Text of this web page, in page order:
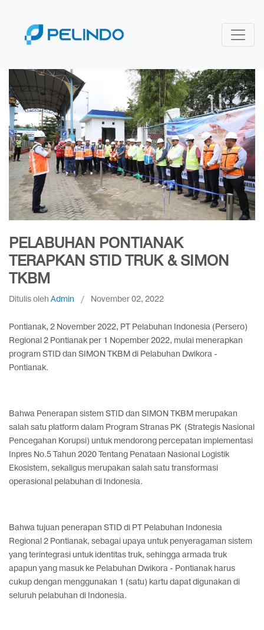
PELABUHAN PONTIANAK
TERAPKAN STID TRUK & SIMON
TKBM
Ditulis oleh Admin / November 02, 2022
Pontianak, 2 November 2022, PT Pelabuhan Indonesia (Persero)
Regional 2 Pontianak per 1 Nopember 2022, mulai menerapkan
program STID dan SIMON TKBM di Pelabuhan Dwikora -
Pontianak.
Bahwa Penerapan sistem STID dan SIMON TKBM merupakan
salah satu platform dalam Program Stranas PK (Strategis Nasional
Pencegahan Korupsi) untuk mendorong percepatan implementasi
Inpres No.5 Tahun 2020 Tentang Penataan Nasional Logistik
Ekosistem, sekaligus merupakan salah satu transformasi
operasional pelabuhan di Indonesia.
Bahwa tujuan penerapan STID di PT Pelabuhan Indonesia
Regional 2 Pontianak, sebagai upaya untuk penyeragaman sistem
yang terintegrasi untuk identitas truk, sehingga armada truk
apapun yang masuk ke Pelabuhan Dwikora - Pontianak harus
cukup dengan menggunakan 1 (satu) kartu dapat digunakan di
seluruh pelabuhan di Indonesia.